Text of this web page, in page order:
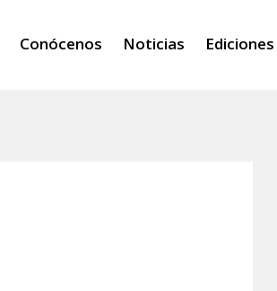
Conócenos Noticias Ediciones